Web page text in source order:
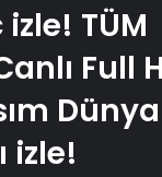
TÜM
Full
izle!